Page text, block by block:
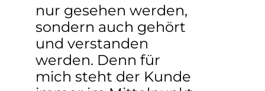
nur gesehen werden,
sondern auch gehört
und verstanden
werden. Denn für
mich steht der Kunde